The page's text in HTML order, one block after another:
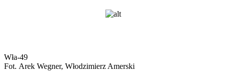
Wła-49
Fot. Arek Wegner, Włodzimierz Amerski